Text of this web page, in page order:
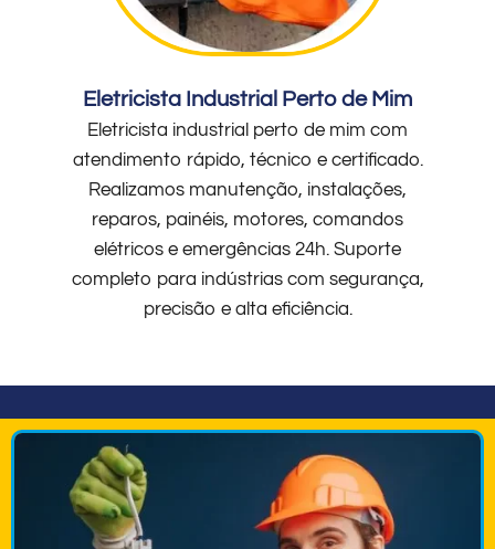
Eletricista Industrial Perto de Mim
Eletricista industrial perto de mim com
atendimento rápido, técnico e certificado.
Realizamos manutenção, instalações,
reparos, painéis, motores, comandos
elétricos e emergências 24h. Suporte
completo para indústrias com segurança,
precisão e alta eficiência.